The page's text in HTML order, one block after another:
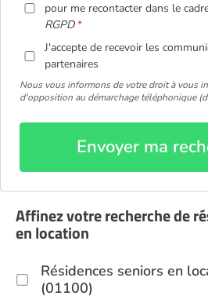
pour me recontacter dans le
RGPD
J'accepte de recevoir les
partenaires
Nous vous informons de votre droit à vous
d'opposition au démarchage téléphonique
Envoyer ma
Affinez votre recherche de
en location
Résidences seniors en
(01100)